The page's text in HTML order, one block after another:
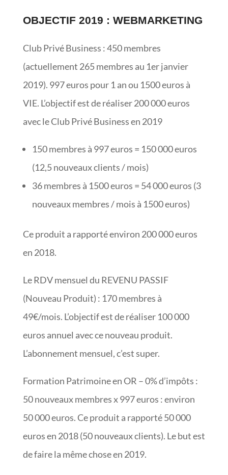
OBJECTIF 2019 : WEBMARKETING
Club Privé Business : 450 membres
(actuellement 265 membres au 1er janvier
2019). 997 euros pour 1 an ou 1500 euros à
VIE. L’objectif est de réaliser 200 000 euros
avec le Club Privé Business en 2019
150 membres à 997 euros = 150 000 euros
(12,5 nouveaux clients / mois)
36 membres à 1500 euros = 54 000 euros (3
nouveaux membres / mois à 1500 euros)
Ce produit a rapporté environ 200 000 euros
en 2018.
Le RDV mensuel du REVENU PASSIF
(Nouveau Produit) : 170 membres à
49€/mois. L’objectif est de réaliser 100 000
euros annuel avec ce nouveau produit.
L’abonnement mensuel, c’est super.
Formation Patrimoine en OR – 0% d’impôts :
50 nouveaux membres x 997 euros : environ
50 000 euros. Ce produit a rapporté 50 000
euros en 2018 (50 nouveaux clients). Le but est
de faire la même chose en 2019.